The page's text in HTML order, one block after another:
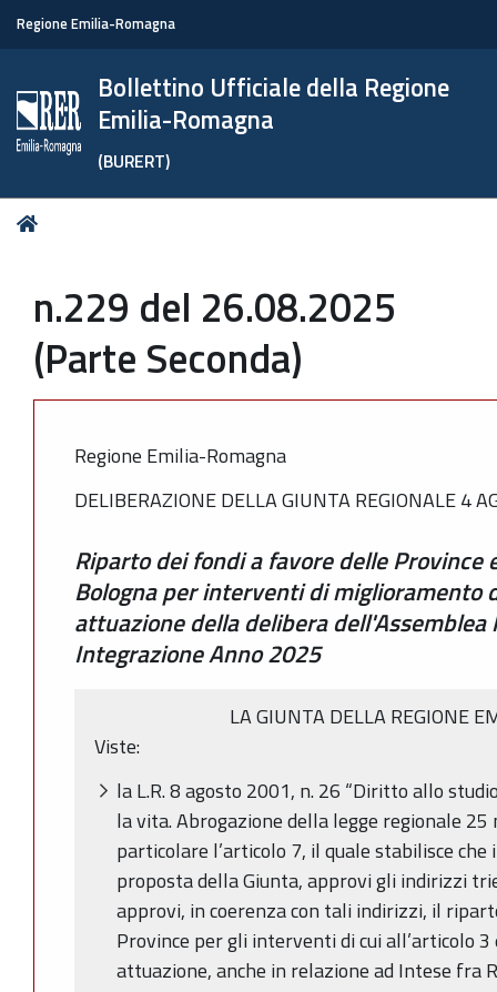
Regione Emilia-Romagna
Bollettino Ufficiale della Regione
Emilia-Romagna
(BURERT)
Tu
n.229 del 26.08.2025
(Parte Seconda)
Regione Emilia-Romagna
DELIBERAZIONE DELLA GIUNTA REGIONALE 4
Riparto dei fondi a favore delle
Bologna per interventi di miglioramento
attuazione della delibera
Integrazione Anno 2025
LA GIUNTA DELLA REGIONE
Viste:
la L.R. 8 agosto 2001, n. 26 “Diritto allo
la vita. Abrogazione della legge regionale 25
particolare l’articolo 7, il quale stabilisce che
proposta della Giunta, approvi gli indirizzi
approvi, in coerenza con tali indirizzi, il
Province per gli interventi di cui all’articolo
attuazione, anche in relazione ad Intese fra